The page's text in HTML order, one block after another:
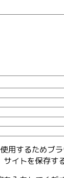
用するためブ
イトを保存する